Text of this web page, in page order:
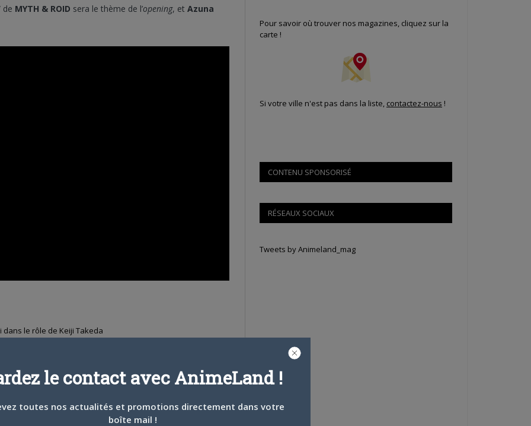
de MYTH & ROID sera le thème de l’opening, et Azuna
dans le rôle de Keiji Takeda
le rôle de Kei Niitoki
rôle de Naoko Kamikishiro
Pour savoir où trouver nos magazines, cliquez sur la
carte !
Si votre ville n'est pas dans la liste, contactez-nous !
CONTENU SPONSORISÉ
RÉSEAUX SOCIAUX
Tweets by Animeland_mag
le contact avec AnimeLand !
toutes nos actualités et promotions directement dans votre
boîte mail !